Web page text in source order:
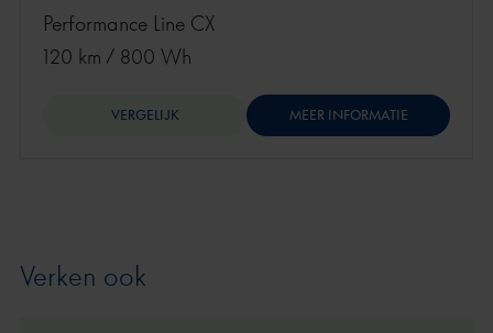
Performance Line CX
120 km / 800 Wh
VERGELIJK MEER INFORMATIE
Verken ook